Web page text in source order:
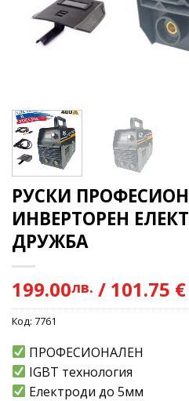
РУСКИ
ИНВЕРТОРЕН
ДРУЖБА
199.00лв. / 101.75 €
Код: 7761
ПРОФЕСИОНАЛЕН
IGBT технология
Електроди до 5мм